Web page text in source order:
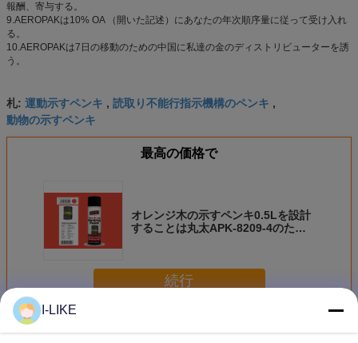
報酬、寄与する。
9.AEROPAKは10% OA （開いた記述）にあなたの年次順序量に従って受け入れ
る。
10.AEROPAKは7日の移動のための中国に私達の金のディストリビューターを誘
う。
札: 運動示すペンキ , 読取り不能行指示機構のペンキ ,
動物の示すペンキ
最高の価格で
オレンジ木の示すペンキ0.5Lを設計
することは丸太APK-8209-4のため
続行
多く示すスプレー式塗料
I-LIKE